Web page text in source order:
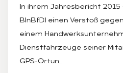
In ihrem Jahresbericht 2015
BInBfDI einen Verstoß
einem
Dienstfahrzeuge seiner
GPS-Ortun…